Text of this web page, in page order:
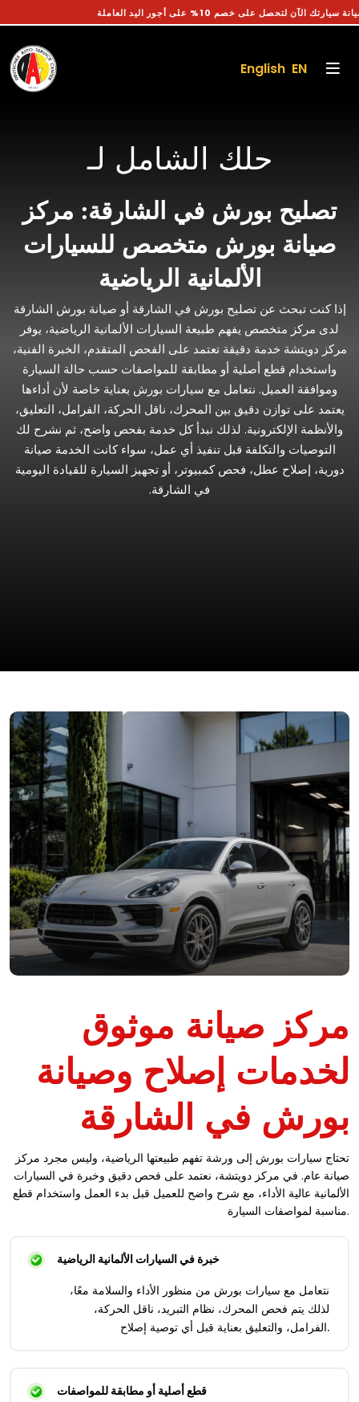
موعد صيانة سيارتك الآن لتحصل على خصم 10% على أجور اليد العاملة
English EN
حلك الشامل لـ
تصليح بورش في الشارقة: مركز
صيانة بورش متخصص للسيارات
الألمانية الرياضية
إذا كنت تبحث عن تصليح بورش في الشارقة أو صيانة بورش الشارقة
لدى مركز متخصص يفهم طبيعة السيارات الألمانية الرياضية، يوفر
مركز دويتشة خدمة دقيقة تعتمد على الفحص المتقدم، الخبرة الفنية،
واستخدام قطع أصلية أو مطابقة للمواصفات حسب حالة السيارة
وموافقة العميل. نتعامل مع سيارات بورش بعناية خاصة لأن أداءها
يعتمد على توازن دقيق بين المحرك، ناقل الحركة، الفرامل، التعليق،
والأنظمة الإلكترونية. لذلك نبدأ كل خدمة بفحص واضح، ثم نشرح لك
التوصيات والتكلفة قبل تنفيذ أي عمل، سواء كانت الخدمة صيانة
دورية، إصلاح عطل، فحص كمبيوتر، أو تجهيز السيارة للقيادة اليومية
في الشارقة.
مركز صيانة موثوق
لخدمات إصلاح وصيانة
بورش في الشارقة
تحتاج سيارات بورش إلى ورشة تفهم طبيعتها الرياضية، وليس مجرد مركز
صيانة عام. في مركز دويتشة، نعتمد على فحص دقيق وخبرة في السيارات
الألمانية عالية الأداء، مع شرح واضح للعميل قبل بدء العمل واستخدام قطع
مناسبة لمواصفات السيارة.
خبرة في السيارات الألمانية الرياضية
نتعامل مع سيارات بورش من منظور الأداء والسلامة معًا،
لذلك يتم فحص المحرك، نظام التبريد، ناقل الحركة،
الفرامل، والتعليق بعناية قبل أي توصية إصلاح.
قطع أصلية أو مطابقة للمواصفات